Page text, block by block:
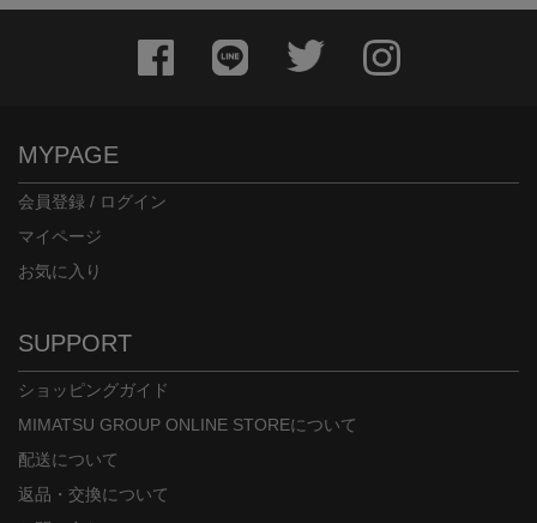
MYPAGE
会員登録 / ログイン
マイページ
お気に入り
SUPPORT
ショッピングガイド
MIMATSU GROUP ONLINE STOREについて
配送について
返品・交換について